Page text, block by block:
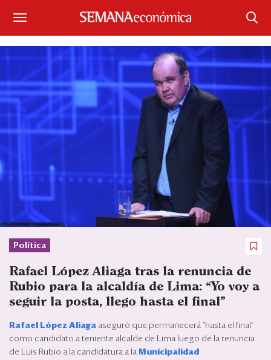
Suscríbase
Iniciar sesión
Portada
¿Qué está pasando?
Economía y Finanzas
Legal y Política
Eventos
Blogs
Ranking CEO
Edición Impresa
Política
Rafael López Aliaga tras la renuncia de
Rubio para la alcaldía de Lima: “Yo voy a
seguir la posta, llego hasta el final”
Rafael López Aliaga aseguró que permanecerá “hasta el final”
como candidato a teniente alcalde de Lima luego de la renuncia
de Luis Rubio a la candidatura a la Municipalidad